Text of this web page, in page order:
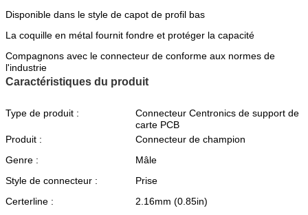
Disponible dans le style de capot de profil bas
La coquille en métal fournit fondre et protéger la capacité
Compagnons avec le connecteur de conforme aux normes de
l'industrie
Caractéristiques du produit
Type de produit :
Connecteur Centronics de support de
carte PCB
Produit :
Connecteur de champion
Genre :
Mâle
Style de connecteur :
Prise
Certerline :
2.16mm (0.85in)